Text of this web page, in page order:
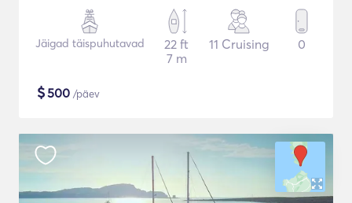
Jäigad täispuhutavad
22 ft
7 m
11 Cruising 0
$500 /päev